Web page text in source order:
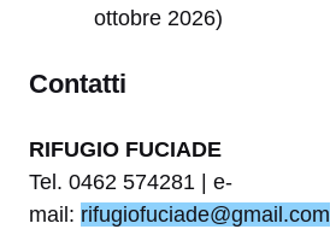
ottobre 2026)
Contatti
RIFUGIO FUCIADE
Tel. 0462 574281 | e-
mail: rifugiofuciade@gmail.com